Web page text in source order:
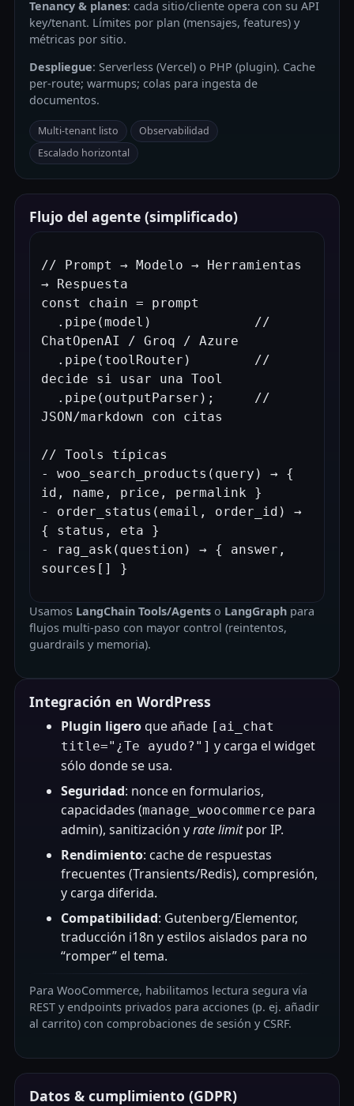
Tenancy & planes: cada sitio/cliente opera con su API
key/tenant. Límites por plan (mensajes, features) y
métricas por sitio.
Despliegue: Serverless (Vercel) o PHP (plugin). Cache
per-route; warmups; colas para ingesta de
documentos.
Multi-tenant listo
Observabilidad
Escalado horizontal
Flujo del agente (simplificado)
// Prompt → Modelo → Herramientas
→ Respuesta
const chain = prompt
ChatOpenAI / Groq / Azure
decide si usar una Tool
JSON/markdown con citas
// Tools típicas
- woo_search_products(query) → {
id, name, price, permalink }
- order_status(email, order_id) →
{ status, eta }
- rag_ask(question) → { answer,
Usamos LangChain Tools/Agents o LangGraph para
flujos multi-paso con mayor control (reintentos,
guardrails y memoria).
Integración en WordPress
Plugin ligeroque añade [ai_chat
title="¿Te ayudo?"] y carga el widget
sólo donde se usa.
Seguridad: nonce en formularios,
capacidades (manage_woocommerce para
admin), sanitización yrate limitpor IP.
Rendimiento: cache de respuestas
frecuentes (Transients/Redis), compresión,
y carga diferida.
Compatibilidad: Gutenberg/Elementor,
traducción i18n y estilos aislados para no
“romper” el tema.
Para WooCommerce, habilitamos lectura segura vía
REST y endpoints privados para acciones (p. ej. añadir
al carrito) con comprobaciones de sesión y CSRF.
Datos & cumplimiento (GDPR)